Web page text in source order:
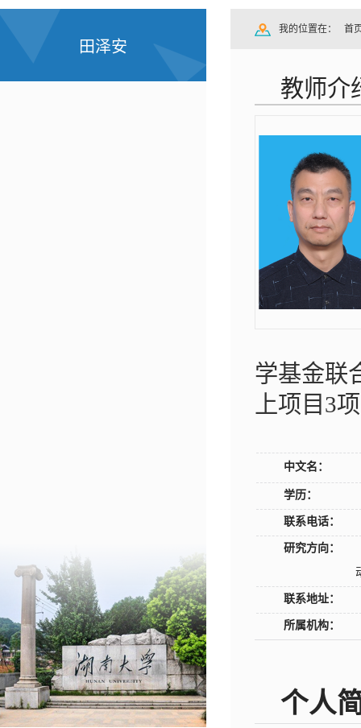
田泽安
我的位置在： 首
教师介
学基金联
上项目3
中文名：
学历：
联系电话：
研究方向：
联系地址：
所属机构：
个人